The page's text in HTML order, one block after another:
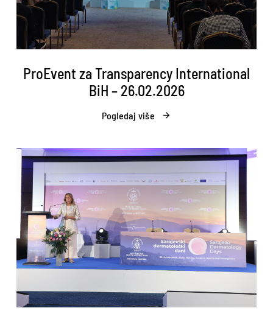
ProEvent za Transparency International
BiH – 26.02.2026
Pogledaj više